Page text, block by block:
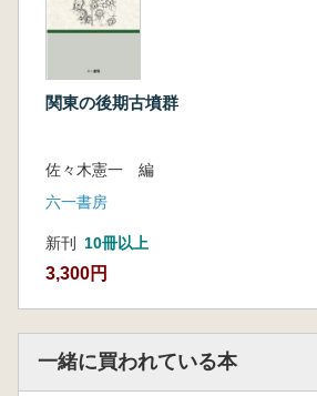
続についても多様なあり方が把
この転換の背景には、在地勢力
さらには国家の地方政策や宗教
この課題に取り組むために、本
課題研究において、大局的な見
ても位置づけがおこなわれてい
域の実像に迫るため、第Ⅱ部に
ジウムを通して、共通性や違い
る。本書を通読することにより
な関東地方の7世紀史が浮かび
かりでなく、日本列島における
探る重要な糸口がこの地域の歴
関東の後期古墳群
佐々木憲一 編
六一書房
新刊 10冊以上
3,300円
一緒に買われている本